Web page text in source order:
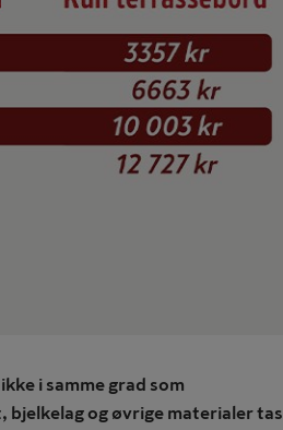
i samme grad som
og øvrige materialer tas